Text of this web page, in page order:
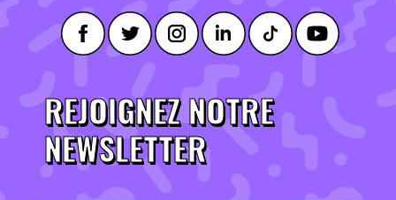
REJOIGNEZ NOTRE
NEWSLETTER